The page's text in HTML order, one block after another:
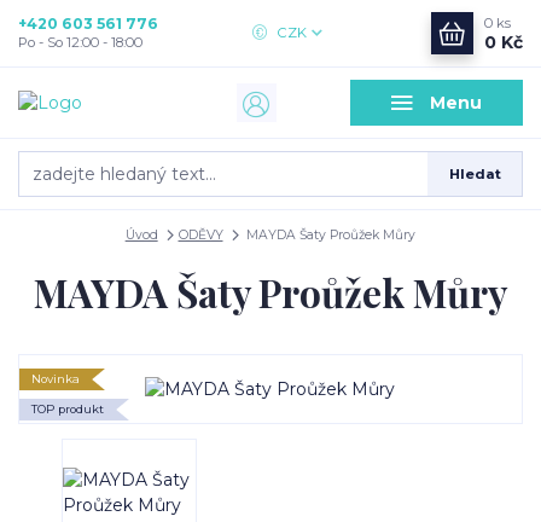
Menu
CZK
Hledat
+420 603 561 776
Po - So 12:00 - 18:00
0 ks
0 Kč
Úvod ODĚVY MAYDA Šaty Proůžek Můry
MAYDA Šaty Proůžek Můry
Novinka
TOP produkt